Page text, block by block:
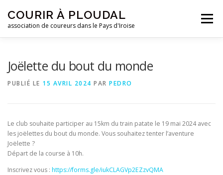
contenu
COURIR À PLOUDAL
association de coureurs dans le Pays d'Iroise
Menu
CONTACTEZ-NOUS !
Joëlette du bout du monde
PUBLIÉ LE 15 AVRIL 2024 PAR PEDRO
Le club souhaite participer au 15km du train patate le 19 mai 2024 avec
les joëlettes du bout du monde. Vous souhaitez tenter l’aventure
Joëlette ?
Départ de la course à 10h.
Inscrivez vous : https://forms.gle/iukCLAGVp2EZzvQMA